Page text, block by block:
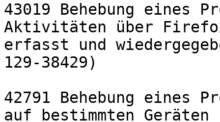
43019 Behebung eines
Aktivitäten über
erfasst und
129-38429)
42791 Behebung eines
auf bestimmten